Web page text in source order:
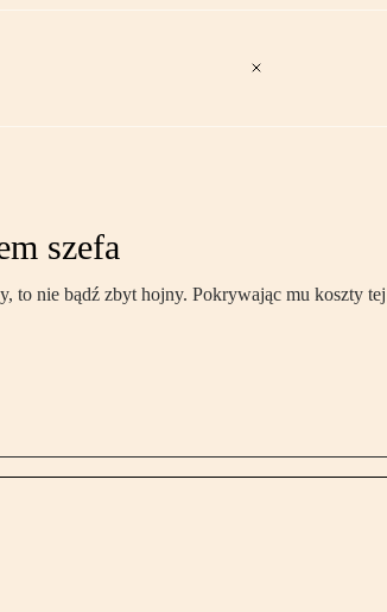
szefa
nie bądź zbyt hojny. Pokrywając mu koszty